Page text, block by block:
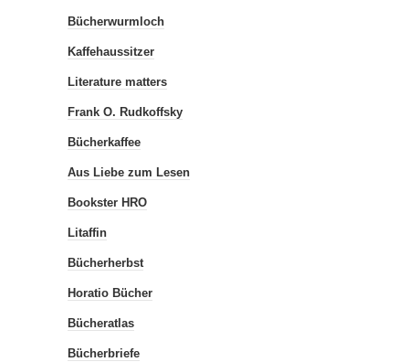
Bücherwurmloch
Kaffehaussitzer
Literature matters
Frank O. Rudkoffsky
Bücherkaffee
Aus Liebe zum Lesen
Bookster HRO
Litaffin
Bücherherbst
Horatio Bücher
Bücheratlas
Bücherbriefe